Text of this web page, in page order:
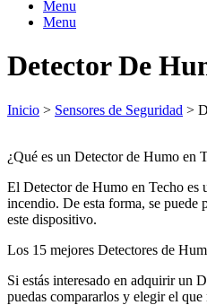
Menu
Menu
Detector De
Inicio > Sensores de Seguridad >
¿Qué es un Detector de Humo en
El Detector de Humo en Techo es
incendio. De esta forma, se puede
este dispositivo.
Los 15 mejores Detectores de
Si estás interesado en adquirir un
puedas compararlos y elegir el que